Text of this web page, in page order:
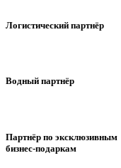
Логистический партнёр
Водный партнёр
Партнёр по эксклюзивным
бизнес-подаркам